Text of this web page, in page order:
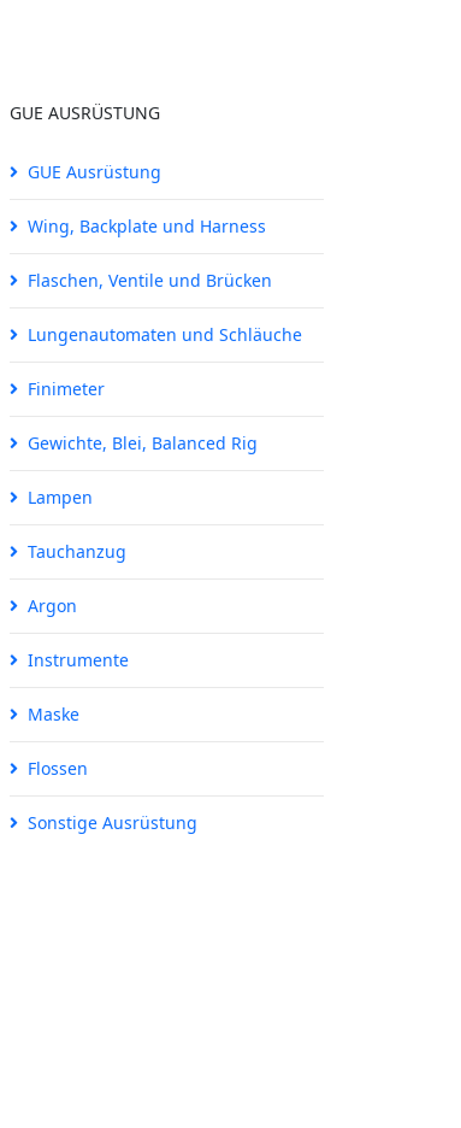
GUE AUSRÜSTUNG
GUE Ausrüstung
Wing, Backplate und Harness
Flaschen, Ventile und Brücken
Lungenautomaten und Schläuche
Finimeter
Gewichte, Blei, Balanced Rig
Lampen
Tauchanzug
Argon
Instrumente
Maske
Flossen
Sonstige Ausrüstung